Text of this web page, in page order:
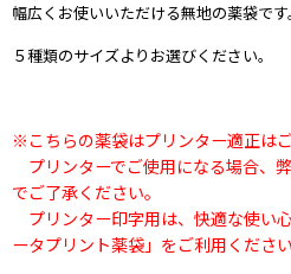
幅広くお使いいただける無地の薬袋です。
５種類のサイズよりお選びください。
※こちらの薬袋はプリンター適正は
プリンターでご使用になる場合、
でご了承ください。
プリンター印字用は、快適な使い
ータプリント薬袋」をご利用ください